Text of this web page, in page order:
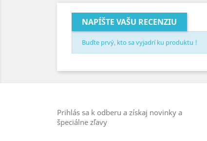
NAPÍŠTE VAŠU RECENZIU
Buďte prvý, kto sa vyjadrí ku produktu !
Prihlás sa k odberu a získaj novinky a
špeciálne zľavy